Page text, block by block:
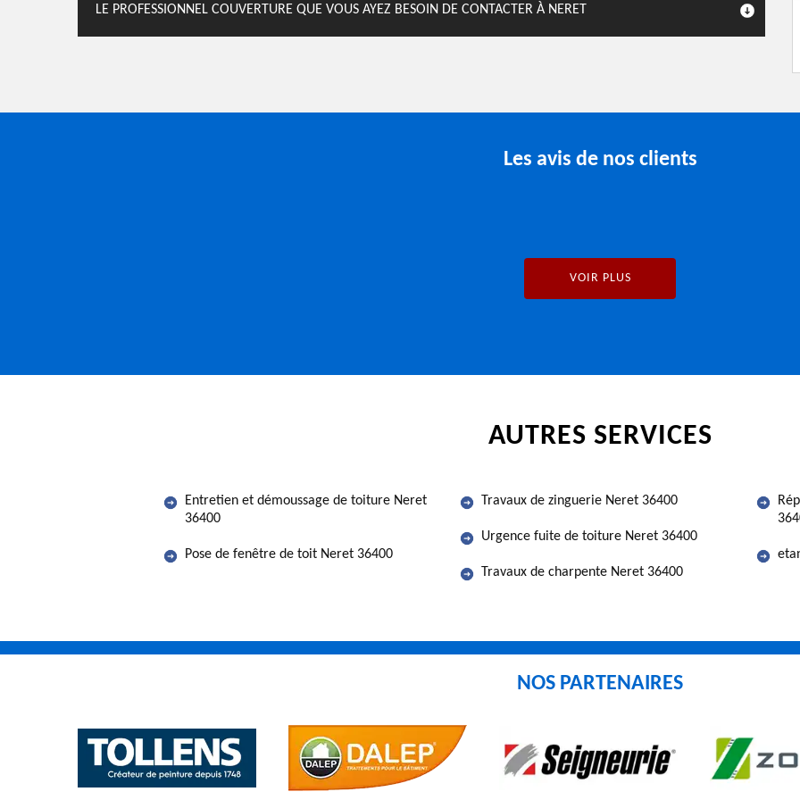
LE PROFESSIONNEL COUVERTURE QUE VOUS AYEZ BESOIN DE CONTACTER À NERET
Les avis de nos clients
VOIR PLUS
AUTRES SERVICES
Entretien et démoussage de toiture Neret
36400
Pose de fenêtre de toit Neret 36400
Travaux de zinguerie Neret 36400
Urgence fuite de toiture Neret 36400
Travaux de charpente Neret 36400
NOS PARTENAIRES